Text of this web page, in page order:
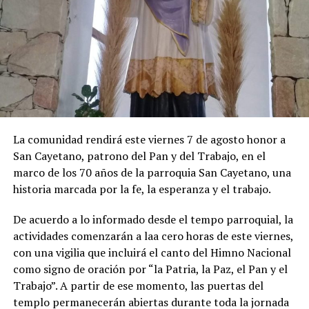
33,2%. En la aceleración de julio hubo un impacto
importante del salto que pegaron los precios
estacionales (10,9%), principalmente por las alzas en las
tarifas del alojamiento en hoteles por las vacaciones de
invierno, al igual que en los precios de los paquetes
vacacionales, de los pasajes aéreos y de las verduras.
se destacaron las subas en colegios privados y en las
tarifas de luz.
La comunidad rendirá este viernes 7 de agosto honor a
San Cayetano, patrono del Pan y del Trabajo, en el
marco de los 70 años de la parroquia San Cayetano, una
historia marcada por la fe, la esperanza y el trabajo.
De acuerdo a lo informado desde el tempo parroquial, la
actividades comenzarán a laa cero horas de este viernes,
con una vigilia que incluirá el canto del Himno Nacional
como signo de oración por “la Patria, la Paz, el Pan y el
Trabajo”. A partir de ese momento, las puertas del
templo permanecerán abiertas durante toda la jornada